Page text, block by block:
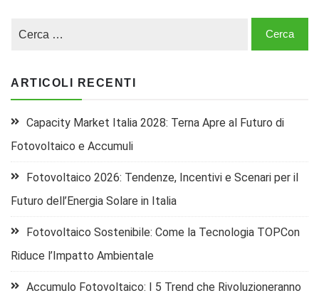
ARTICOLI RECENTI
Capacity Market Italia 2028: Terna Apre al Futuro di
Fotovoltaico e Accumuli
Fotovoltaico 2026: Tendenze, Incentivi e Scenari per il
Futuro dell’Energia Solare in Italia
Fotovoltaico Sostenibile: Come la Tecnologia TOPCon
Riduce l’Impatto Ambientale
Accumulo Fotovoltaico: I 5 Trend che Rivoluzioneranno